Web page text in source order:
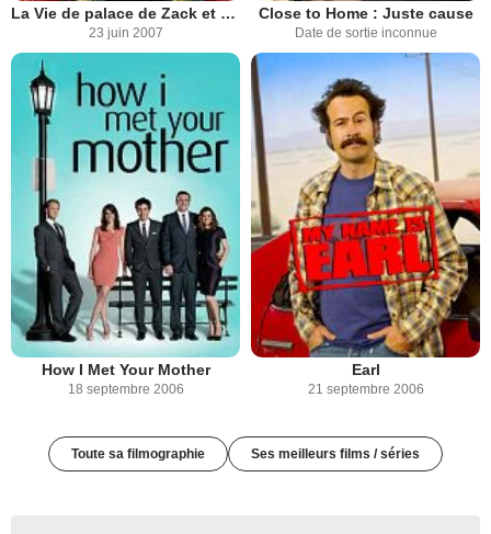
La Vie de palace de Zack et Cody
23 juin 2007
Close to Home : Juste cause
Date de sortie inconnue
How I Met Your Mother
18 septembre 2006
Earl
21 septembre 2006
Toute sa filmographie Ses meilleurs films / séries